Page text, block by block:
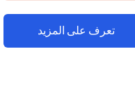
تعرف على المزيد